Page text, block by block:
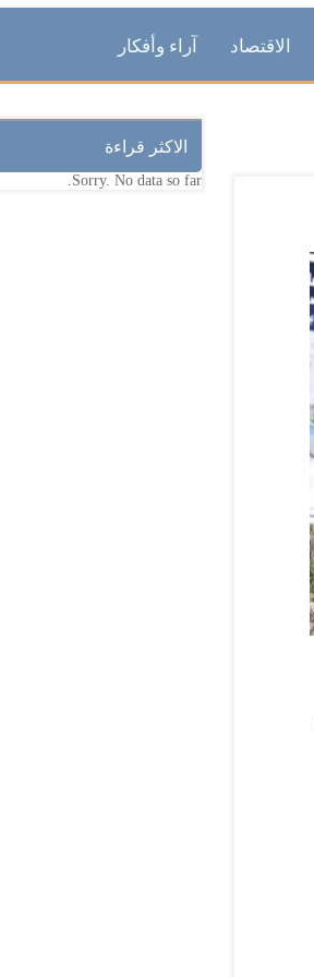
الاقتصاد آراء وأفكار
الاكثر قراءة
Sorry. No data so far.